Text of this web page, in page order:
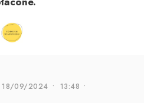
18/09/2024 • 13:48 •